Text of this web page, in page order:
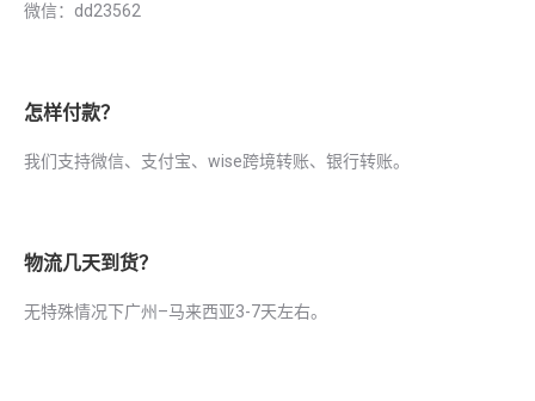
微信：dd23562
怎样付款？
我们支持微信、支付宝、wise跨境转账、银行转账。
物流几天到货？
无特殊情况下广州–马来西亚3-7天左右。